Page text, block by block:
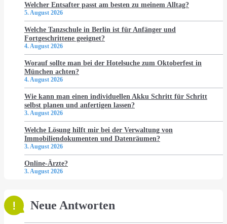
Welcher Entsafter passt am besten zu meinem Alltag?
5. August 2026
Welche Tanzschule in Berlin ist für Anfänger und
Fortgeschrittene geeignet?
4. August 2026
Worauf sollte man bei der Hotelsuche zum Oktoberfest in
München achten?
4. August 2026
Wie kann man einen individuellen Akku Schritt für Schritt
selbst planen und anfertigen lassen?
3. August 2026
Welche Lösung hilft mir bei der Verwaltung von
Immobiliendokumenten und Datenräumen?
3. August 2026
Online-Ärzte?
3. August 2026
Neue Antworten